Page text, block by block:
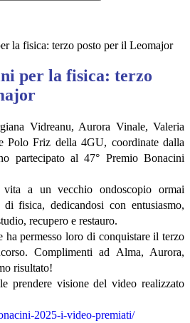
la fisica: terzo posto per il Leomajor
per la fisica: terzo
Vidreanu, Aurora Vinale, Valeria
Polo Friz della 4GU, coordinate dalla
partecipato al 47° Premio Bonacini
a un vecchio ondoscopio ormai
fisica, dedicandosi con entusiasmo,
recupero e restauro.
ha permesso loro di conquistare il terzo
Complimenti ad Alma, Aurora,
risultato!
prendere visione del video realizzato
2025-i-video-premiati/